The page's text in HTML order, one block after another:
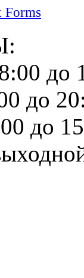
Forms
до